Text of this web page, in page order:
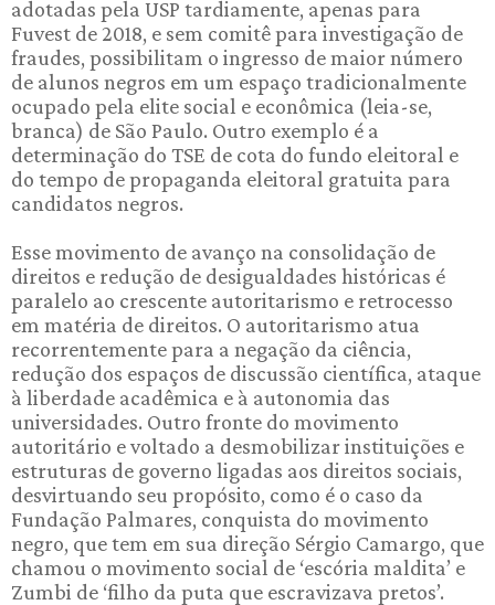
adotadas pela USP tardiamente, apenas para
Fuvest de 2018, e sem comitê para investigação de
fraudes, possibilitam o ingresso de maior número
de alunos negros em um espaço tradicionalmente
ocupado pela elite social e econômica (leia-se,
branca) de São Paulo. Outro exemplo é a
determinação do TSE de cota do fundo eleitoral e
do tempo de propaganda eleitoral gratuita para
candidatos negros.
Esse movimento de avanço na consolidação de
direitos e redução de desigualdades históricas é
paralelo ao crescente autoritarismo e retrocesso
em matéria de direitos. O autoritarismo atua
recorrentemente para a negação da ciência,
redução dos espaços de discussão científica, ataque
à liberdade acadêmica e à autonomia das
universidades. Outro fronte do movimento
autoritário e voltado a desmobilizar instituições e
estruturas de governo ligadas aos direitos sociais,
desvirtuando seu propósito, como é o caso da
Fundação Palmares, conquista do movimento
negro, que tem em sua direção Sérgio Camargo, que
chamou o movimento social de ‘escória maldita’ e
Zumbi de ‘filho da puta que escravizava pretos’.